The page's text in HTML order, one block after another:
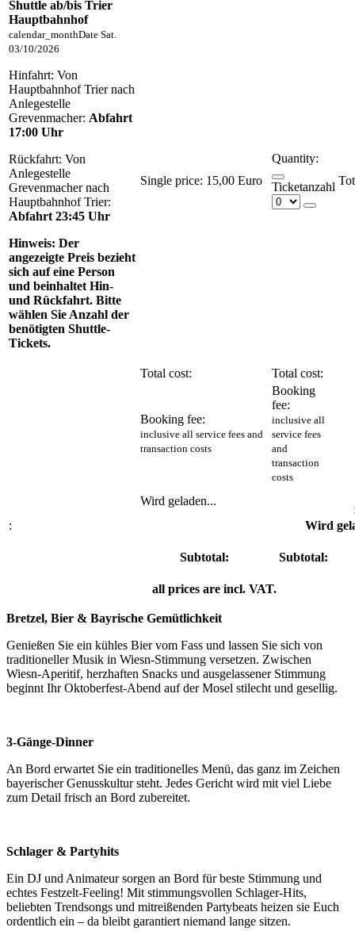
Shuttle ab/bis Trier
Hauptbahnhof
calendar_monthDate Sat.
03/10/2026
Hinfahrt: Von
Hauptbahnhof Trier nach
Anlegestelle
Grevenmacher: Abfahrt
17:00 Uhr
Rückfahrt: Von
Anlegestelle
Grevenmacher nach
Hauptbahnhof Trier:
Abfahrt 23:45 Uhr
Hinweis: Der
angezeigte Preis bezieht
sich auf eine Person
und beinhaltet Hin-
und Rückfahrt. Bitte
wählen Sie Anzahl der
benötigten Shuttle-
Tickets.
Single price: 15,00 Euro
Quantity:
Ticketanzahl
Total cost: Total cost:
Booking fee:
inclusive all service fees and
transaction costs
Booking
fee:
inclusive all
service fees
and
transaction
costs
Wird geladen...
:
Wird
Subtotal: Subtotal:
all prices are incl. VAT.
Bretzel, Bier & Bayrische Gemütlichkeit
Genießen Sie ein kühles Bier vom Fass und lassen Sie sich von
traditioneller Musik in Wiesn-Stimmung versetzen. Zwischen
Wiesn-Aperitif, herzhaften Snacks und ausgelassener Stimmung
beginnt Ihr Oktoberfest-Abend auf der Mosel stilecht und gesellig.
3-Gänge-Dinner
An Bord erwartet Sie ein traditionelles Menü, das ganz im Zeichen
bayerischer Genusskultur steht. Jedes Gericht wird mit viel Liebe
zum Detail frisch an Bord zubereitet.
Schlager & Partyhits
Ein DJ und Animateur sorgen an Bord für beste Stimmung und
echtes Festzelt-Feeling! Mit stimmungsvollen Schlager-Hits,
beliebten Trendsongs und mitreißenden Partybeats heizen sie Euch
ordentlich ein – da bleibt garantiert niemand lange sitzen.